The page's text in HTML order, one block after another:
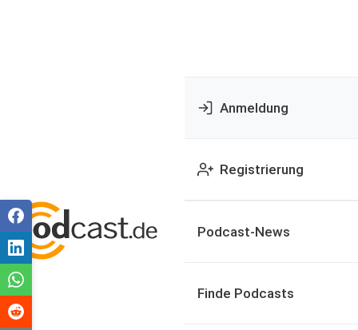
Anmeldung
Registrierung
Podcast-News
Finde Podcasts